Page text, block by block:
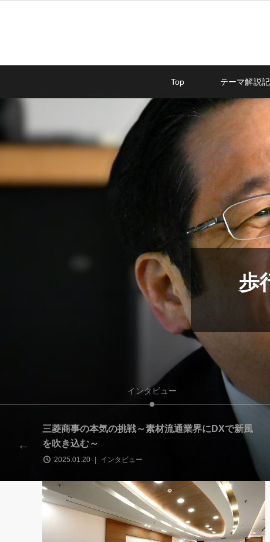
Top テーマ解説
歩
インタビュー
三菱商事の本気の挑戦～素材流通業界にDXで新風
を吹き込む～
2025.01.20 インタビュー